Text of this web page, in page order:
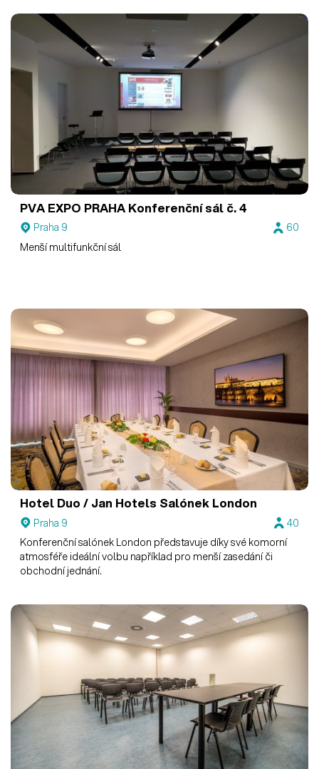
PVA EXPO PRAHA Konferenční sál č. 4
Praha 9
60
Menší multifunkční sál
Hotel Duo / Jan Hotels Salónek London
Praha 9
40
Konferenční salónek London představuje díky své komorní
atmosféře ideální volbu například pro menší zasedání či
obchodní jednání.